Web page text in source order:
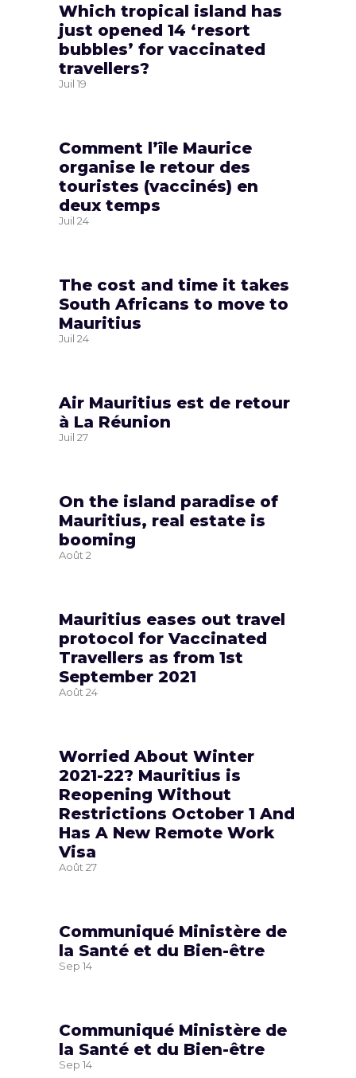
Which tropical island has
just opened 14 ‘resort
bubbles’ for vaccinated
travellers?
Juil 19
Comment l’île Maurice
organise le retour des
touristes (vaccinés) en
deux temps
Juil 24
The cost and time it takes
South Africans to move to
Mauritius
Juil 24
Air Mauritius est de retour
à La Réunion
Juil 27
On the island paradise of
Mauritius, real estate is
booming
Août 2
Mauritius eases out travel
protocol for Vaccinated
Travellers as from 1st
September 2021
Août 24
Worried About Winter
2021-22? Mauritius is
Reopening Without
Restrictions October 1 And
Has A New Remote Work
Visa
Août 27
Communiqué Ministère de
la Santé et du Bien-être
Sep 14
Communiqué Ministère de
la Santé et du Bien-être
Sep 14